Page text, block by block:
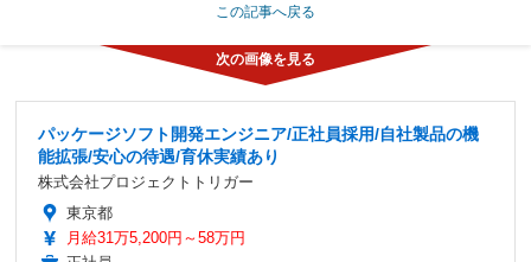
この記事へ戻る
パッケージソフト開発エンジニア/正社員採用/自社製品の機
能拡張/安心の待遇/育休実績あり
株式会社プロジェクトトリガー
東京都
月給31万5,200円～58万円